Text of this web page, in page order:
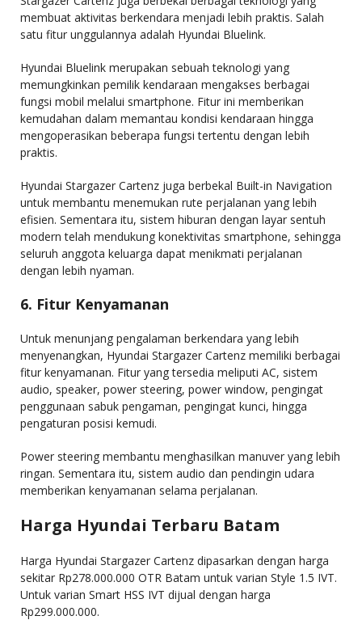
membuat aktivitas berkendara menjadi lebih praktis. Salah
satu fitur unggulannya adalah Hyundai Bluelink.
Hyundai Bluelink merupakan sebuah teknologi yang
memungkinkan pemilik kendaraan mengakses berbagai
fungsi mobil melalui smartphone. Fitur ini memberikan
kemudahan dalam memantau kondisi kendaraan hingga
mengoperasikan beberapa fungsi tertentu dengan lebih
praktis.
Hyundai Stargazer Cartenz juga berbekal Built-in Navigation
untuk membantu menemukan rute perjalanan yang lebih
efisien. Sementara itu, sistem hiburan dengan layar sentuh
modern telah mendukung konektivitas smartphone, sehingga
seluruh anggota keluarga dapat menikmati perjalanan
dengan lebih nyaman.
6. Fitur Kenyamanan
Untuk menunjang pengalaman berkendara yang lebih
menyenangkan, Hyundai Stargazer Cartenz memiliki berbagai
fitur kenyamanan. Fitur yang tersedia meliputi AC, sistem
audio, speaker, power steering, power window, pengingat
penggunaan sabuk pengaman, pengingat kunci, hingga
pengaturan posisi kemudi.
Power steering membantu menghasilkan manuver yang lebih
ringan. Sementara itu, sistem audio dan pendingin udara
memberikan kenyamanan selama perjalanan.
Harga Hyundai Terbaru Batam
Harga Hyundai Stargazer Cartenz dipasarkan dengan harga
sekitar Rp278.000.000 OTR Batam untuk varian Style 1.5 IVT.
Untuk varian Smart HSS IVT dijual dengan harga
Rp299.000.000.